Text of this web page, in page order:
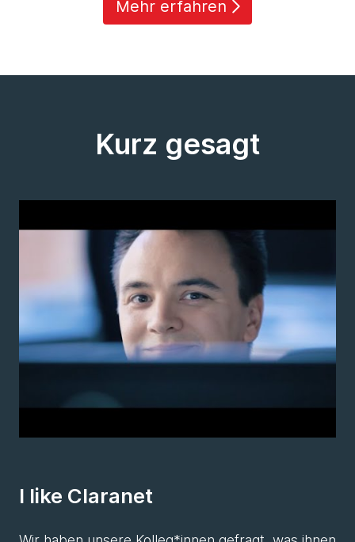
Mehr erfahren
Kurz gesagt
I like Claranet